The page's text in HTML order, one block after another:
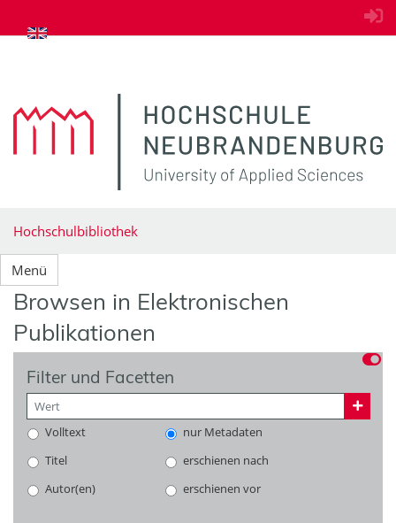
zum Inhalt springen
Hochschulbibliothek
Menü
Browsen in Elektronischen
Publikationen
Filter und Facetten
Volltext
nur Metadaten
Titel
erschienen nach
Autor(en)
erschienen vor